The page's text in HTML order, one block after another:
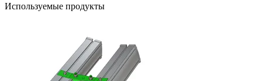
Используемые продукты